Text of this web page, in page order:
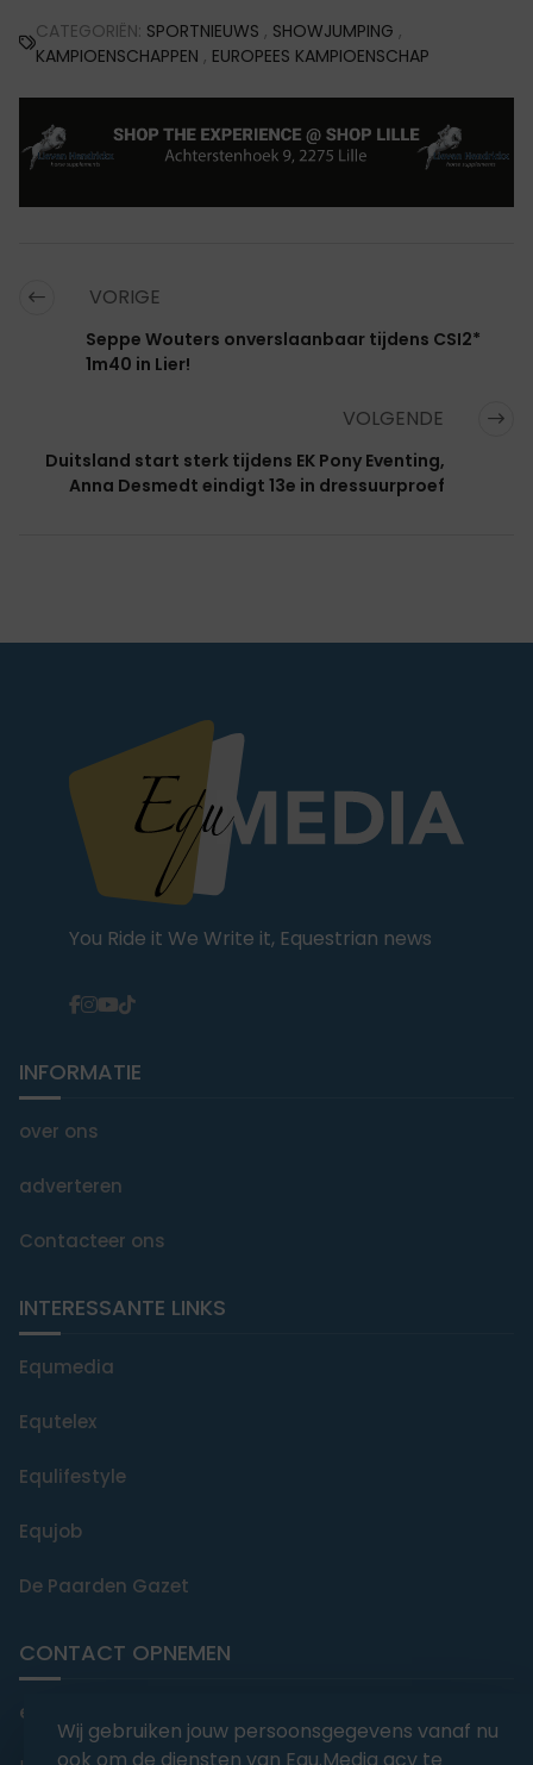
CATEGORIËN: SPORTNIEUWS , SHOWJUMPING ,
KAMPIOENSCHAPPEN , EUROPEES KAMPIOENSCHAP
VORIGE
Seppe Wouters onverslaanbaar tijdens CSI2*
1m40 in Lier!
VOLGENDE
Duitsland start sterk tijdens EK Pony Eventing,
Anna Desmedt eindigt 13e in dressuurproef
You Ride it We Write it, Equestrian news
INFORMATIE
over ons
adverteren
Contacteer ons
INTERESSANTE LINKS
Equmedia
Equtelex
Equlifestyle
Equjob
De Paarden Gazet
CONTACT OPNEMEN
editorial@equmedia.be
Wij gebruiken jouw persoonsgegevens vanaf nu